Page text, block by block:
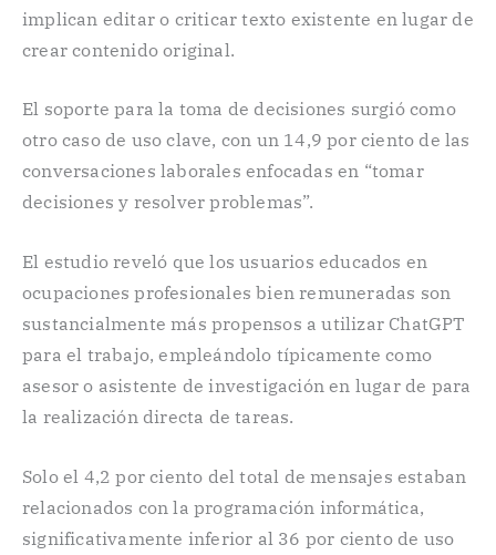
implican editar o criticar texto existente en lugar de
crear contenido original.
El soporte para la toma de decisiones surgió como
otro caso de uso clave, con un 14,9 por ciento de las
conversaciones laborales enfocadas en “tomar
decisiones y resolver problemas”.
El estudio reveló que los usuarios educados en
ocupaciones profesionales bien remuneradas son
sustancialmente más propensos a utilizar ChatGPT
para el trabajo, empleándolo típicamente como
asesor o asistente de investigación en lugar de para
la realización directa de tareas.
Solo el 4,2 por ciento del total de mensajes estaban
relacionados con la programación informática,
significativamente inferior al 36 por ciento de uso